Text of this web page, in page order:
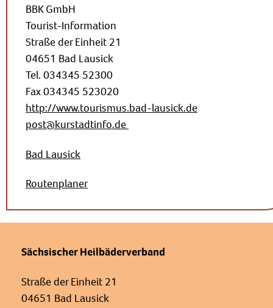
BBK GmbH
Tourist-Information
Straße der Einheit 21
04651 Bad Lausick
Tel. 034345 52300
Fax 034345 523020
http://www.tourismus.bad-lausick.de
post@kurstadtinfo.de
Bad Lausick
Routenplaner
Sächsischer Heilbäderverband
Straße der Einheit 21
04651 Bad Lausick